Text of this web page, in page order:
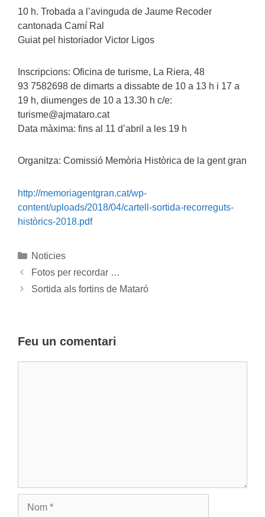
10 h. Trobada a l’avinguda de Jaume Recoder
cantonada Camí Ral
Guiat pel historiador Victor Ligos
Inscripcions: Oficina de turisme, La Riera, 48
93 7582698 de dimarts a dissabte de 10 a 13 h i 17 a
19 h, diumenges de 10 a 13.30 h c/e:
turisme@ajmataro.cat
Data màxima: fins al 11 d’abril a les 19 h
Organitza: Comissió Memòria Històrica de la gent gran
http://memoriagentgran.cat/wp-
content/uploads/2018/04/cartell-sortida-recorreguts-
històrics-2018.pdf
Categories
Noticies
Fotos per recordar …
Sortida als fortins de Mataró
Feu un comentari